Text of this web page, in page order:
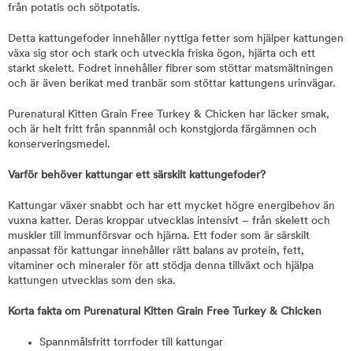
från potatis och sötpotatis.
Detta kattungefoder innehåller nyttiga fetter som hjälper kattungen
växa sig stor och stark och utveckla friska ögon, hjärta och ett
starkt skelett. Fodret innehåller fibrer som stöttar matsmältningen
och är även berikat med tranbär som stöttar kattungens urinvägar.
Purenatural Kitten Grain Free Turkey & Chicken har läcker smak,
och är helt fritt från spannmål och konstgjorda färgämnen och
konserveringsmedel.
Varför behöver kattungar ett särskilt kattungefoder?
Kattungar växer snabbt och har ett mycket högre energibehov än
vuxna katter. Deras kroppar utvecklas intensivt – från skelett och
muskler till immunförsvar och hjärna. Ett foder som är särskilt
anpassat för kattungar innehåller rätt balans av protein, fett,
vitaminer och mineraler för att stödja denna tillväxt och hjälpa
kattungen utvecklas som den ska.
Korta fakta om Purenatural Kitten Grain Free Turkey & Chicken
Spannmålsfritt torrfoder till kattungar